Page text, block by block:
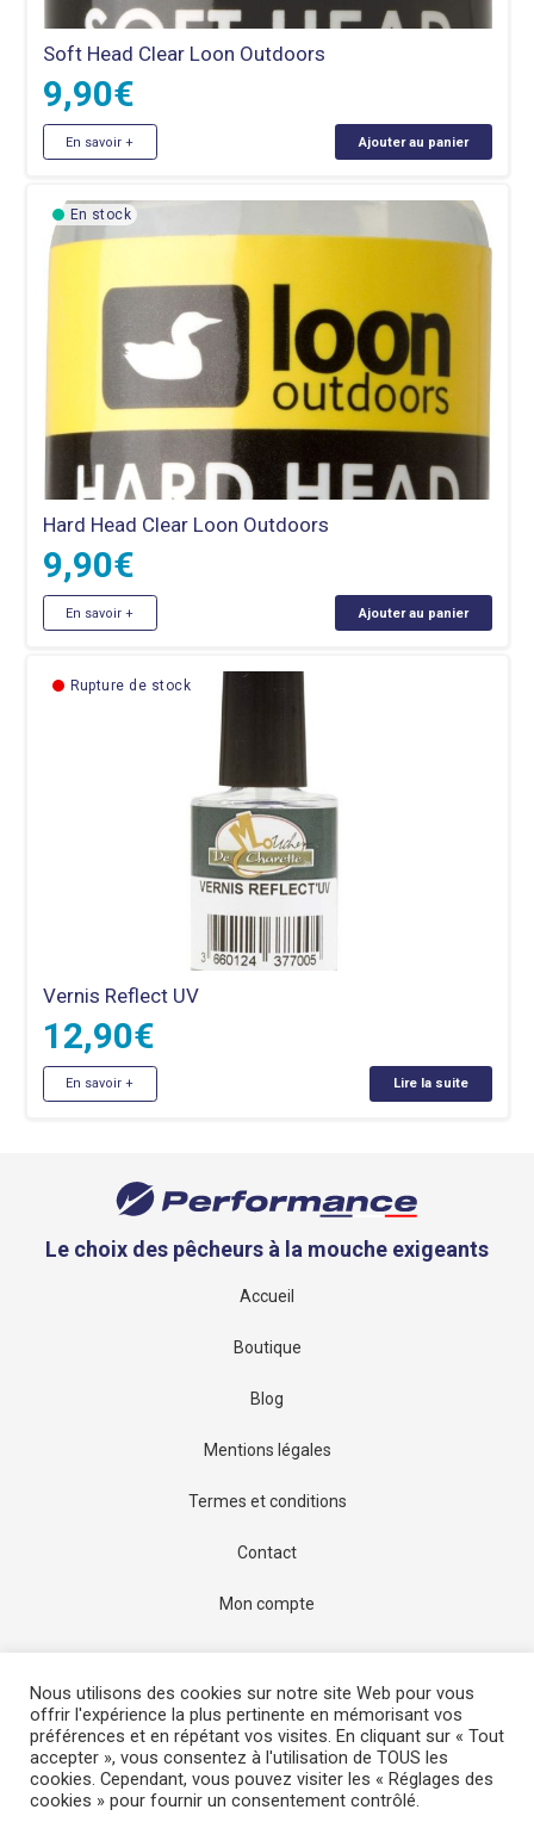
Soft Head Clear Loon Outdoors
9,90€
En savoir + Ajouter au panier
Hard Head Clear Loon Outdoors
9,90€
En savoir + Ajouter au panier
En stock
Vernis Reflect UV
12,90€
En savoir + Lire la suite
Rupture de stock
Le choix des pêcheurs à la mouche exigeants
Accueil
Boutique
Blog
Mentions légales
Termes et conditions
Contact
Mon compte
© 2022-2026Performance Pêche . Tous droits réservés.
Nous utilisons des cookies sur notre site Web pour vous
offrir l'expérience la plus pertinente en mémorisant vos
préférences et en répétant vos visites. En cliquant sur « Tout
accepter », vous consentez à l'utilisation de TOUS les
cookies. Cependant, vous pouvez visiter les « Réglages des
cookies » pour fournir un consentement contrôlé.